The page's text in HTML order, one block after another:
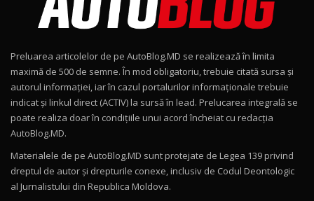
Noul Geely EX2 / Test Drive AutoBlog.MD
15:22
Mercedes-AMG E 53 HYBRID 4MATIC+ / Test
Drive AutoBlog.MD
16:27
11
Noul Volvo ES90 / Test Drive AutoBlog.MD
12
Noul MG HS / Test Drive AutoBlog.MD
16:48
Preluarea articolelor de pe AutoBlog.MD se realizează în limita
maximă de 500 de semne. În mod obligatoriu, trebuie citată sursa și
autorul informației, iar în cazul portalurilor informaționale trebuie
indicat și linkul direct (ACTIV) la sursă în lead. Prelucarea integrală se
poate realiza doar în condițiile unui acord încheiat cu redacţia
AutoBlog.MD.
Materialele de pe AutoBlog.MD sunt protejate de Legea 139 privind
dreptul de autor și drepturile conexe, inclusiv de Codul Deontologic
al Jurnalistului din Republica Moldova.